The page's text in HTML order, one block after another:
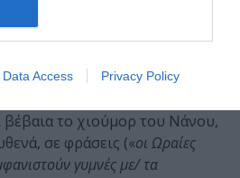
Data Access Privacy Policy
είναι κάποιες
την Ποίηση ως νεκρή
βέβαια το χιούμορ του Νάνου,
σε φράσεις («οι Ωραίες
γυμνές με/ τα